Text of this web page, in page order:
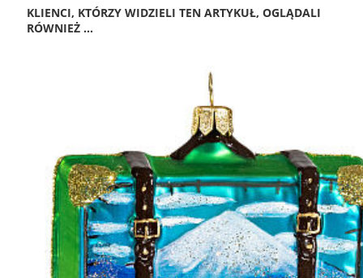
KLIENCI, KTÓRZY WIDZIELI TEN ARTYKUŁ, OGLĄDALI
RÓWNIEŻ ...